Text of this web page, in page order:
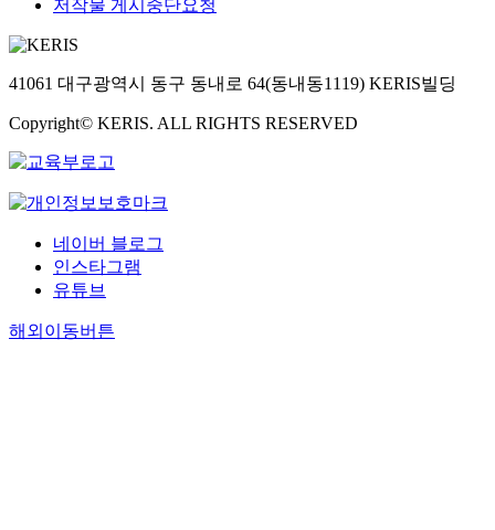
저작물 게시중단요청
41061 대구광역시 동구 동내로 64(동내동1119) KERIS빌딩
Copyright© KERIS. ALL RIGHTS RESERVED
네이버 블로그
인스타그램
유튜브
해외이동버튼